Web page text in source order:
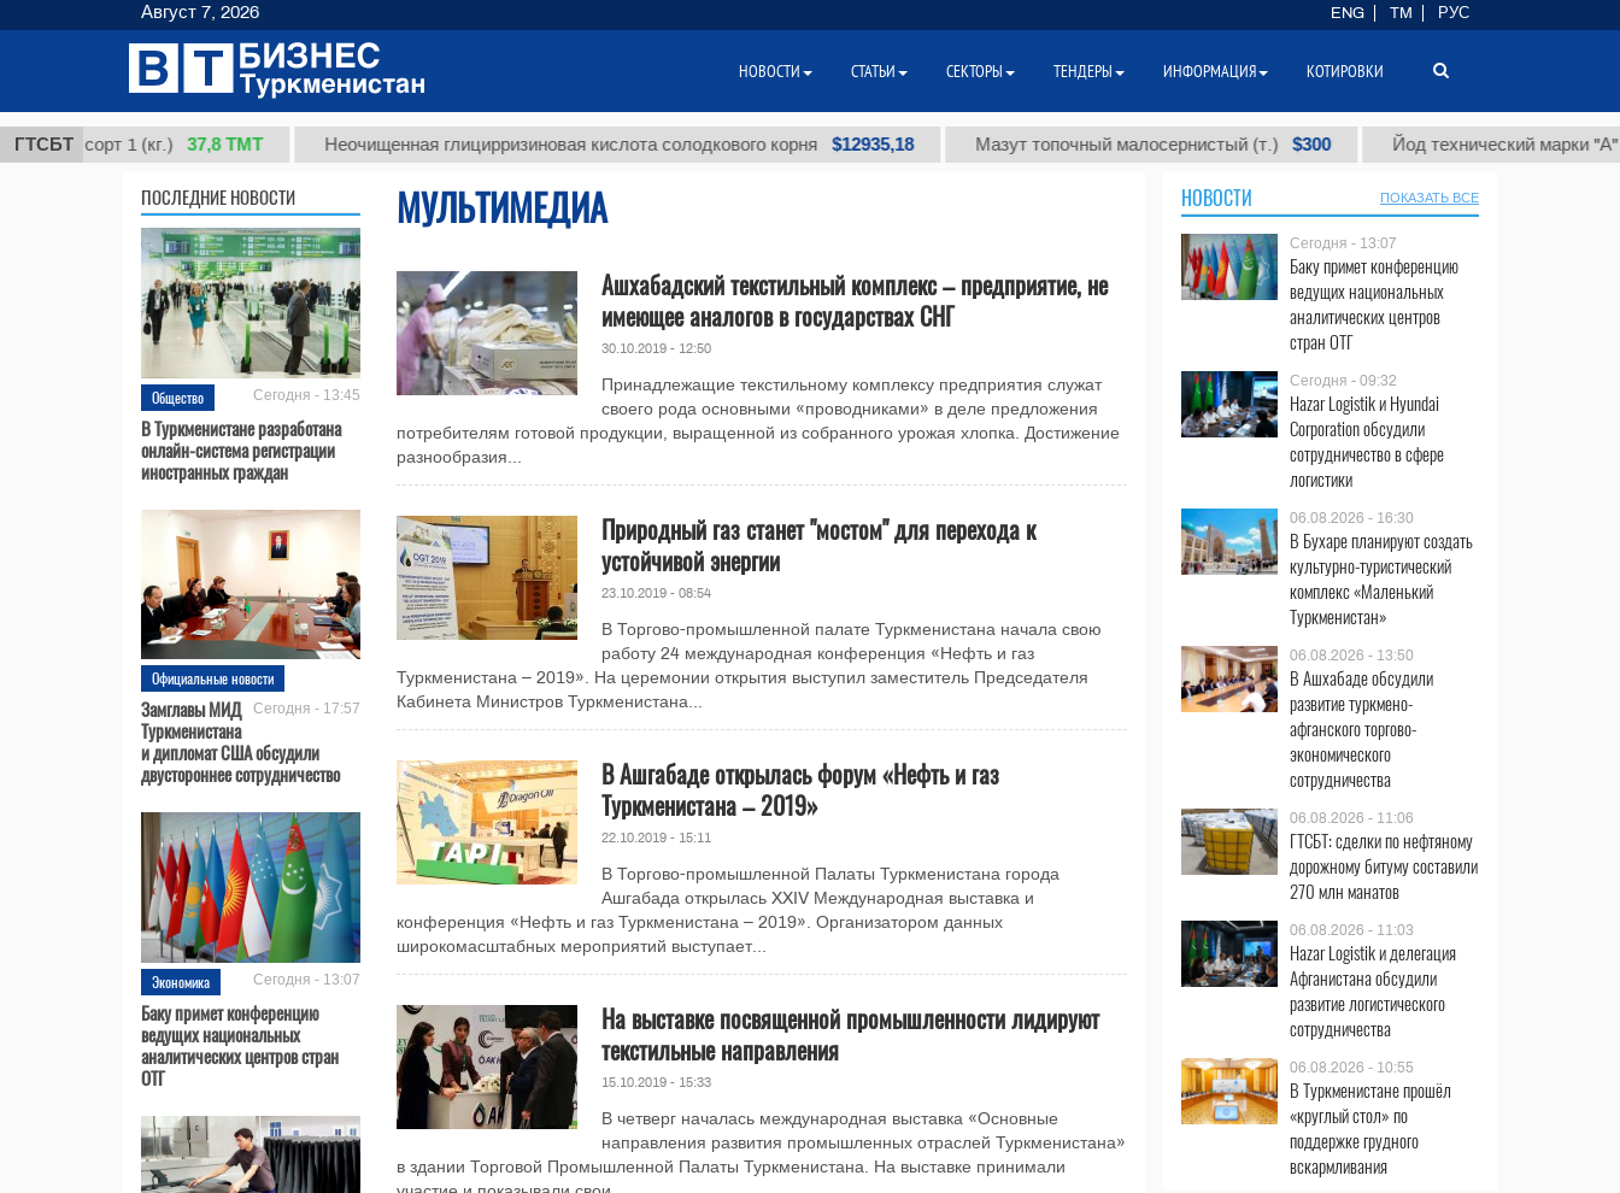
ГТСБТ
сорт 1 (кг.) 37,8 ТМТ Неочищенная глицирризиновая кислота солодкового корня $12935,18 Мазут топочный малосернистый (т.) $300 Йод технический марки "А" (т.)
ПОСЛЕДНИЕ НОВОСТИ
Общество Сегодня - 13:45
В Туркменистане разработана
онлайн-система регистрации
иностранных граждан
Официальные новости
Сегодня - 17:57
Замглавы МИД
Туркменистана
и дипломат США обсудили
двустороннее сотрудничество
Экономика Сегодня - 13:07
Баку примет конференцию
ведущих национальных
аналитических центров стран
ОТГ
МУЛЬТИМЕДИА
Ашхабадский текстильный комплекс – предприятие, не
имеющее аналогов в государствах СНГ
30.10.2019 - 12:50
Принадлежащие текстильному комплексу предприятия служат
своего рода основными «проводниками» в деле предложения
потребителям готовой продукции, выращенной из собранного урожая хлопка. Достижение
разнообразия...
Природный газ станет "мостом" для перехода к
устойчивой энергии
23.10.2019 - 08:54
В Торгово-промышленной палате Туркменистана начала свою
работу 24 международная конференция «Нефть и газ
Туркменистана – 2019». На церемонии открытия выступил заместитель Председателя
Кабинета Министров Туркменистана...
В Ашгабаде открылась форум «Нефть и газ
Туркменистана – 2019»
22.10.2019 - 15:11
В Торгово-промышленной Палаты Туркменистана города
Ашгабада открылась XXIV Международная выставка и
конференция «Нефть и газ Туркменистана – 2019». Организатором данных
широкомасштабных мероприятий выступает...
На выставке посвященной промышленности лидируют
текстильные направления
15.10.2019 - 15:33
В четверг началась международная выставка «Основные
направления развития промышленных отраслей Туркменистана»
в здании Торговой Промышленной Палаты Туркменистана. На выставке принимали
НОВОСТИ ПОКАЗАТЬ ВСЕ
Сегодня - 13:07
Баку примет конференцию
ведущих национальных
аналитических центров
стран ОТГ
Сегодня - 09:32
Hazar Logistik и Hyundai
Corporation обсудили
сотрудничество в сфере
логистики
06.08.2026 - 16:30
В Бухаре планируют создать
культурно-туристический
комплекс «Маленький
Туркменистан»
06.08.2026 - 13:50
В Ашхабаде обсудили
развитие туркмено-
афганского торгово-
экономического
сотрудничества
06.08.2026 - 11:06
ГТСБТ: сделки по нефтяному
дорожному битуму составили
270 млн манатов
06.08.2026 - 11:03
Hazar Logistik и делегация
Афганистана обсудили
развитие логистического
сотрудничества
06.08.2026 - 10:55
В Туркменистане прошёл
«круглый стол» по
поддержке грудного
вскармливания
Август 7, 2026 ENG TM РУС
НОВОСТИ СТАТЬИ СЕКТОРЫ ТЕНДЕРЫ ИНФОРМАЦИЯ КОТИРОВКИ